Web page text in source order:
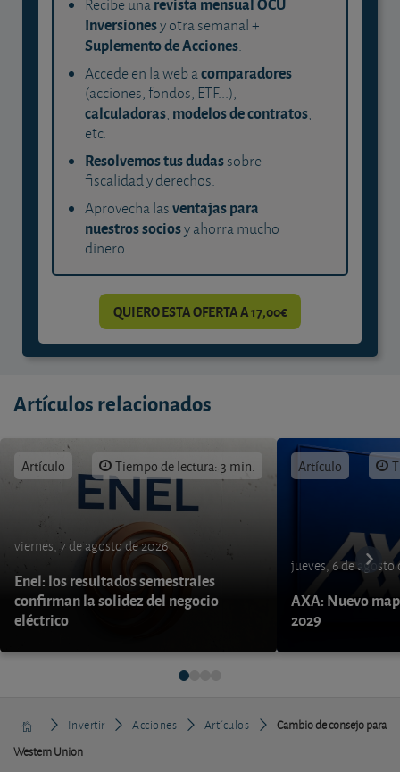
Recibe una
Inversionesy otra semanal +
Suplemento de Acciones.
Accede en la web acomparadores
(acciones, fondos, ETF...),
calculadoras, modelos de contratos,
etc.
Resolvemos tus dudassobre
fiscalidad y derechos.
Aprovecha lasventajas para
nuestros sociosy ahorra mucho
dinero.
QUIERO ESTA OFERTA A 17,00€
Artículos relacionados
Artículo Tiempo de lectura: 3 min.
viernes, 7 de agosto de 2026
Enel: los resultados semestrales
confirman la solidez del negocio
eléctrico
Artículo
jueves, 6 de agosto
AXA: Nuevo
2029
Invertir Acciones Artículos
Cambio de consejo para
Western Union